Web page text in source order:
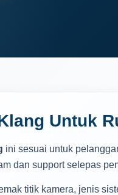
Untuk
ini sesuai untuk
dan support selepas
titik kamera, jenis